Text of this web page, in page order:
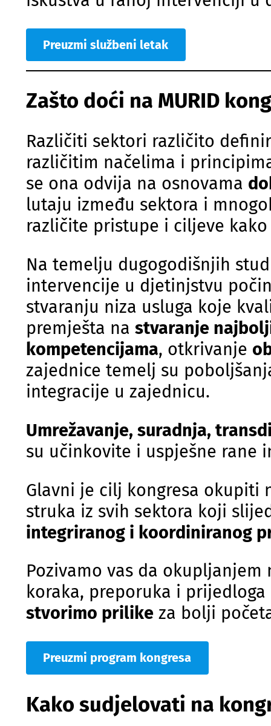
Preuzmi službeni letak
Zašto doći na MURID
Različiti sektori različito
različitim načelima i
se ona odvija na osnovama
lutaju između sektora i
različite pristupe i ciljeve
Na temelju dugogodišnjih
intervencije u djetinjstvu
stvaranju niza usluga koje
premješta na stvaranje
kompetencijama, otkrivanje
zajednice temelj su
integracije u zajednicu.
Umrežavanje, suradnja,
su učinkovite i uspješne rane
Glavni je cilj kongresa
struka iz svih sektora koji
integriranog i koordiniranog
Pozivamo vas da
koraka, preporuka i
stvorimo prilikeza bolji
Preuzmi program kongresa
Kako sudjelovati na